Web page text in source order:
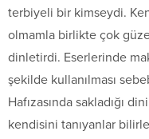
terbiyeli bir kimseydi.
olmamla birlikte çok
dinletirdi. Eserlerinde
şekilde kullanılması
Hafızasında sakladığı
kendisini tanıyanlar